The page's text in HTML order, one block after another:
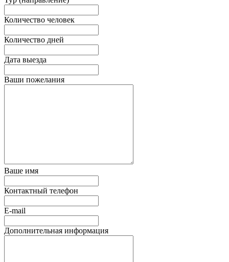
Количество человек
Количество дней
Дата выезда
Ваши пожелания
Ваше имя
Контактный телефон
E-mail
Дополнительная информация